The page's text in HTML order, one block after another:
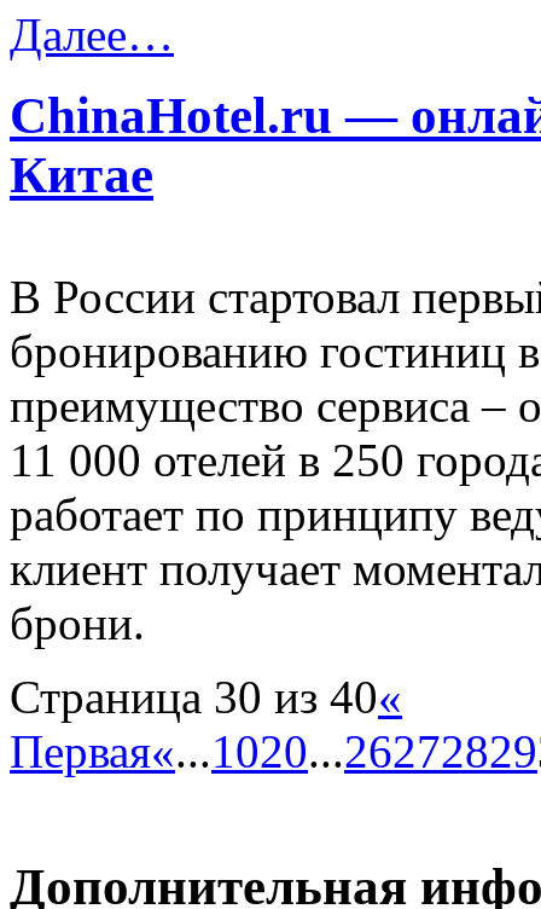
Далее…
ChinaHotel.ru —
Китае
В России стартовал
бронированию гостиниц
преимущество сервиса –
11 000 отелей в 250
работает по принципу
клиент получает
брони.
Страница 30 из 40«
Первая«...1020...26272829
Дополнительная